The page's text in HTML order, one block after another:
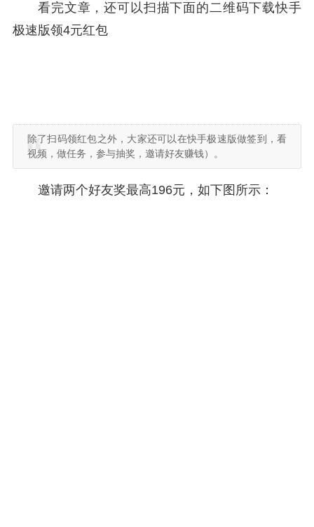
看完文章，还可以扫描下面的二维码下载快手
极速版领4元红包
除了扫码领红包之外，大家还可以在快手极速版做签到，看
视频，做任务，参与抽奖，邀请好友赚钱）。
邀请两个好友奖最高196元，如下图所示：